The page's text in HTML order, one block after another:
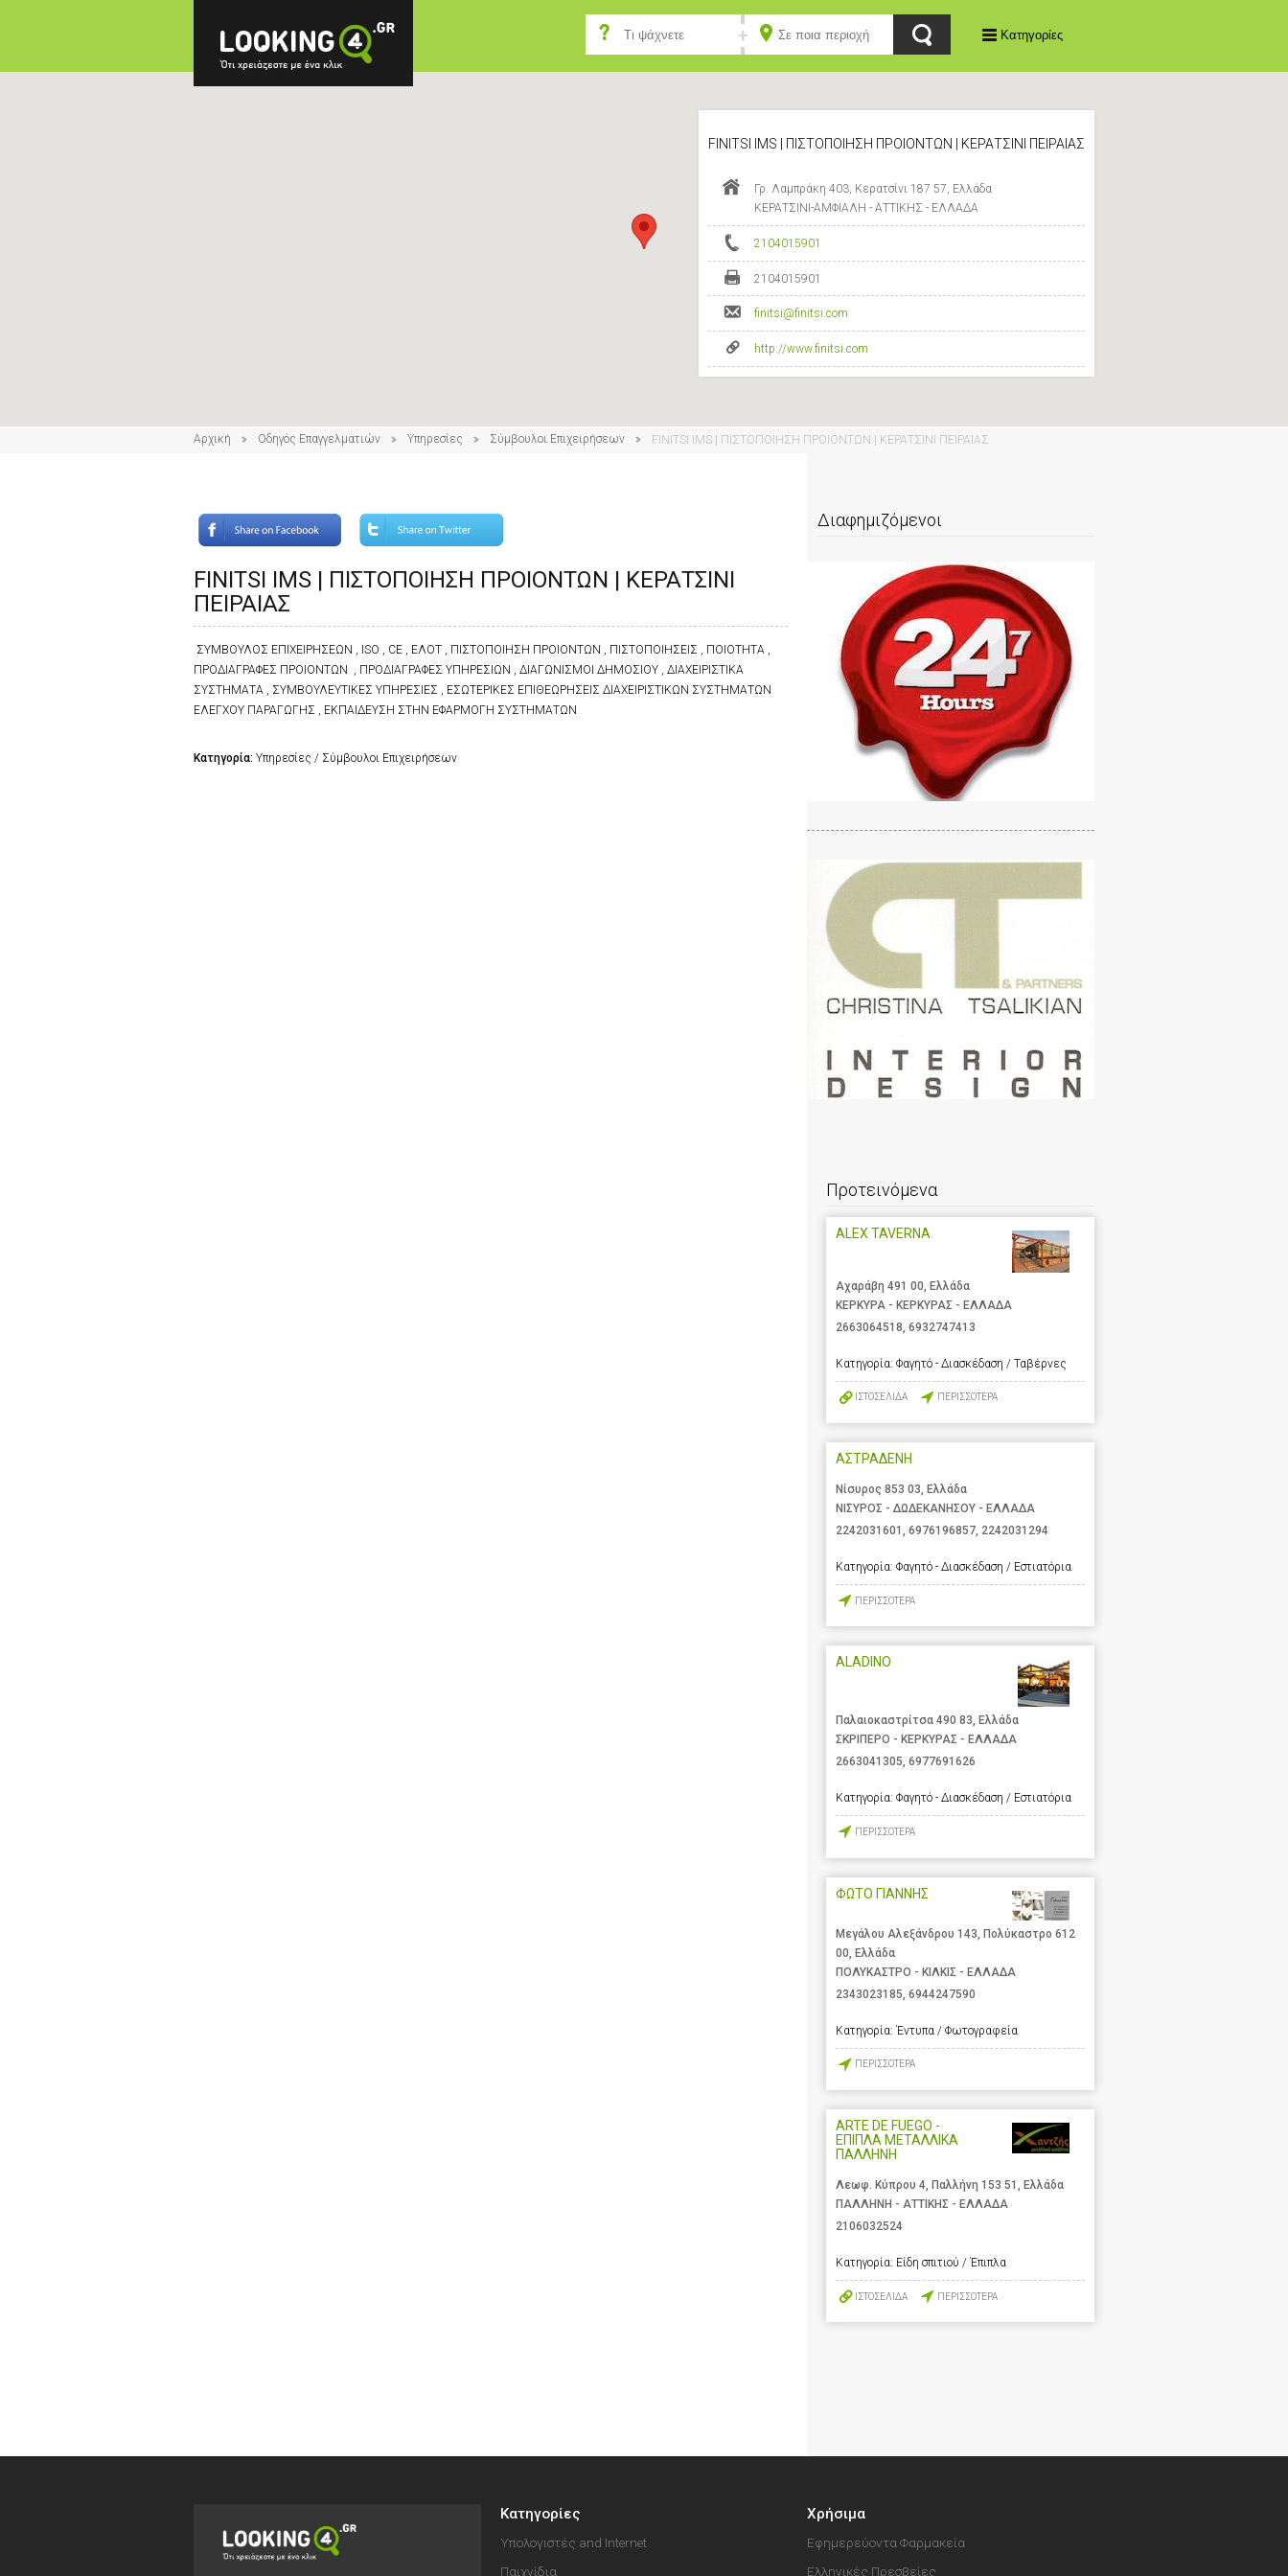
Κατηγορίες
FINITSI IMS | ΠΙΣΤΟΠΟΙΗΣΗ ΠΡΟΙΟΝΤΩΝ | ΚΕΡΑΤΣΙΝΙ ΠΕΙΡΑΙΑΣ
Γρ. Λαμπράκη 403, Κερατσίνι 187 57, Ελλάδα
ΚΕΡΑΤΣΙΝΙ-ΑΜΦΙΑΛΗ - ΑΤΤΙΚΗΣ - ΕΛΛΑΔΑ
2104015901
2104015901
finitsi@finitsi.com
http://www.finitsi.com
Αρχική Οδηγός Επαγγελματιών Υπηρεσίες Σύμβουλοι Επιχειρήσεων FINITSI IMS | ΠΙΣΤΟΠΟΙΗΣΗ ΠΡΟΙΟΝΤΩΝ | ΚΕΡΑΤΣΙΝΙ ΠΕΙΡΑΙΑΣ
FINITSI IMS | ΠΙΣΤΟΠΟΙΗΣΗ ΠΡΟΙΟΝΤΩΝ | ΚΕΡΑΤΣΙΝΙ
ΠΕΙΡΑΙΑΣ
ΣΥΜΒΟΥΛΟΣ ΕΠΙΧΕΙΡΗΣΕΩΝ , ISO , CE , ΕΛΟΤ , ΠΙΣΤΟΠΟΙΗΣΗ ΠΡΟΙΟΝΤΩΝ , ΠΙΣΤΟΠΟΙΗΣΕΙΣ , ΠΟΙΟΤΗΤΑ ,
ΠΡΟΔΙΑΓΡΑΦΕΣ ΠΡΟΙΟΝΤΩΝ , ΠΡΟΔΙΑΓΡΑΦΕΣ ΥΠΗΡΕΣΙΩΝ , ΔΙΑΓΩΝΙΣΜΟΙ ΔΗΜΟΣΙΟΥ , ΔΙΑΧΕΙΡΙΣΤΙΚΑ
ΣΥΣΤΗΜΑΤΑ , ΣΥΜΒΟΥΛΕΥΤΙΚΕΣ ΥΠΗΡΕΣΙΕΣ , ΕΣΩΤΕΡΙΚΕΣ ΕΠΙΘΕΩΡΗΣΕΙΣ ΔΙΑΧΕΙΡΙΣΤΙΚΩΝ ΣΥΣΤΗΜΑΤΩΝ
ΕΛΕΓΧΟΥ ΠΑΡΑΓΩΓΗΣ , ΕΚΠΑΙΔΕΥΣΗ ΣΤΗΝ ΕΦΑΡΜΟΓΗ ΣΥΣΤΗΜΑΤΩΝ
Κατηγορία: Υπηρεσίες / Σύμβουλοι Επιχειρήσεων
Διαφημιζόμενοι
Προτεινόμενα
ALEX TAVERNA
Αχαράβη 491 00, Ελλάδα
ΚΕΡΚΥΡΑ - ΚΕΡΚΥΡΑΣ - ΕΛΛΑΔΑ
2663064518 6932747413
Κατηγορία: Φαγητό - Διασκέδαση / Ταβέρνες
ΙΣΤΟΣΕΛΙΔΑ ΠΕΡΙΣΣΟΤΕΡΑ
ΑΣΤΡΑΔΕΝΗ
Νίσυρος 853 03, Ελλάδα
ΝΙΣΥΡΟΣ - ΔΩΔΕΚΑΝΗΣΟΥ - ΕΛΛΑΔΑ
2242031601 , 6976196857, 2242031294
Κατηγορία: Φαγητό - Διασκέδαση / Εστιατόρια
ΠΕΡΙΣΣΟΤΕΡΑ
ALADINO
Παλαιοκαστρίτσα 490 83, Ελλάδα
ΣΚΡΙΠΕΡΟ - ΚΕΡΚΥΡΑΣ - ΕΛΛΑΔΑ
2663041305, 6977691626
Κατηγορία: Φαγητό - Διασκέδαση / Εστιατόρια
ΠΕΡΙΣΣΟΤΕΡΑ
ΦΩΤΟ ΓΙΑΝΝΗΣ
Μεγάλου Αλεξάνδρου 143, Πολύκαστρο 612
00, Ελλάδα
ΠΟΛΥΚΑΣΤΡΟ - ΚΙΛΚΙΣ - ΕΛΛΑΔΑ
2343023185 6944247590
Κατηγορία: Έντυπα / Φωτογραφεία
ΠΕΡΙΣΣΟΤΕΡΑ
ARTE DE FUEGO -
ΕΠΙΠΛΑ ΜΕΤΑΛΛΙΚΑ
ΠΑΛΛΗΝΗ
Λεωφ. Κύπρου 4, Παλλήνη 153 51, Ελλάδα
ΠΑΛΛΗΝΗ - ΑΤΤΙΚΗΣ - ΕΛΛΑΔΑ
2106032524
Κατηγορία: Είδη σπιτιού / Έπιπλα
ΙΣΤΟΣΕΛΙΔΑ ΠΕΡΙΣΣΟΤΕΡΑ
Κατηγορίες
Υπολογιστές and Internet
Παιχνίδια
Χρήσιμα
Εφημερεύοντα Φαρμακεία
Ελληνικές Πρεσβείες